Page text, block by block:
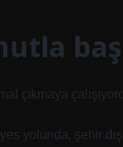
çıkmaya
yolunda, şehir